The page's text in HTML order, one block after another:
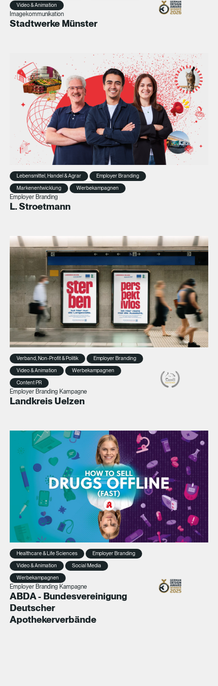
Video & Animation
Imagekommunikation
Stadtwerke Münster
Lebensmittel, Handel & Agrar
Employer Branding
Markenentwicklung
Werbekampagnen
Employer Branding
L. Stroetmann
Verband, Non-Profit & Politik
Employer Branding
Video & Animation
Werbekampagnen
Content PR
Employer Branding Kampagne
Landkreis Uelzen
Healthcare & Life Sciences
Employer Branding
Video & Animation
Social Media
Werbekampagnen
Employer Branding Kampagne
ABDA - Bundesvereinigung
Deutscher
Apothekerverbände